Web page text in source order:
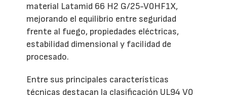
material Latamid 66 H2 G/25-V0HF1X,
mejorando el equilibrio entre seguridad
frente al fuego, propiedades eléctricas,
estabilidad dimensional y facilidad de
procesado.
Entre sus principales características
técnicas destacan la clasificación UL94 V0